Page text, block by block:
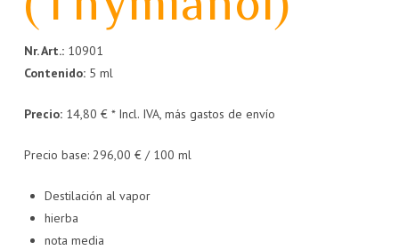
Nr. Art.: 10901
Contenido: 5 ml
Precio:14,80 € * Incl. IVA, más gastos de envío
Precio base: 296,00 € / 100 ml
Destilación al vapor
hierba
nota media